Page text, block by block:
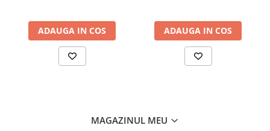
ADAUGA IN COS ADAUGA IN COS
MAGAZINUL MEU